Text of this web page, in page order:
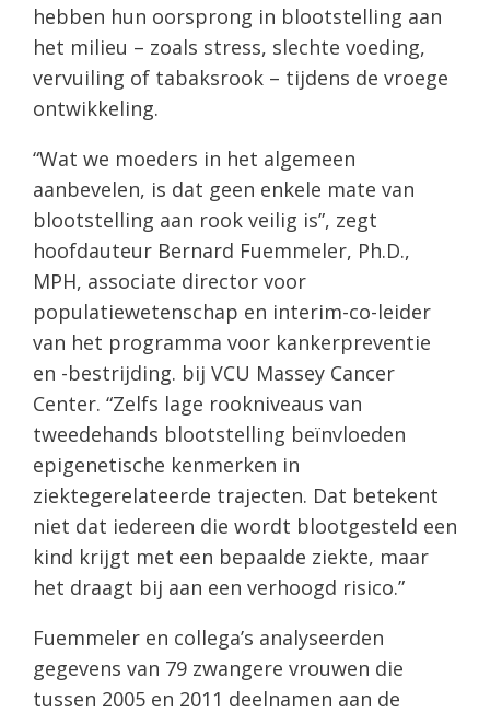
hebben hun oorsprong in blootstelling aan
het milieu – zoals stress, slechte voeding,
vervuiling of tabaksrook – tijdens de vroege
ontwikkeling.
“Wat we moeders in het algemeen
aanbevelen, is dat geen enkele mate van
blootstelling aan rook veilig is”, zegt
hoofdauteur Bernard Fuemmeler, Ph.D.,
MPH, associate director voor
populatiewetenschap en interim-co-leider
van het programma voor kankerpreventie
en -bestrijding. bij VCU Massey Cancer
Center. “Zelfs lage rookniveaus van
tweedehands blootstelling beïnvloeden
epigenetische kenmerken in
ziektegerelateerde trajecten. Dat betekent
niet dat iedereen die wordt blootgesteld een
kind krijgt met een bepaalde ziekte, maar
het draagt ​​bij aan een verhoogd risico.”
Fuemmeler en collega’s analyseerden
gegevens van 79 zwangere vrouwen die
tussen 2005 en 2011 deelnamen aan de